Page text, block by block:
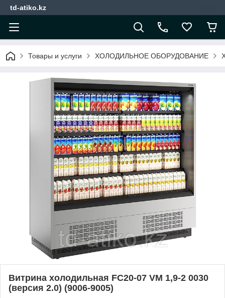
td-atiko.kz
Товары и услуги ХОЛОДИЛЬНОЕ ОБОРУДОВАНИЕ
Витрина холодильная FC20-07 VM 1,9-2 0030
(версия 2.0) (9006-9005)